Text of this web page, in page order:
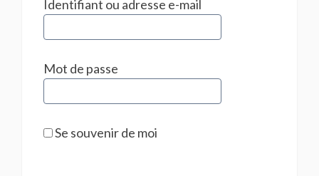
Identifiant ou adresse e-mail
Mot de passe
Se souvenir de moi